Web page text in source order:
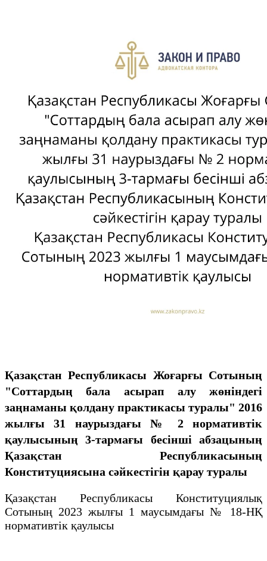
Қазақстан Республикасы Жоғарғы Сотының
"Соттардың бала асырап алу жөніндегі
заңнаманы қолдану практикасы туралы" 2016
жылғы 31 наурыздағы № 2 нормативтік
қаулысының 3-тармағы бесінші абзацының
Қазақстан Республикасының
Конституциясына сәйкестігін қарау туралы
Қазақстан Республикасы Конституциялық
Сотының 2023 жылғы 1 маусымдағы № 18-НҚ
нормативтік қаулысы